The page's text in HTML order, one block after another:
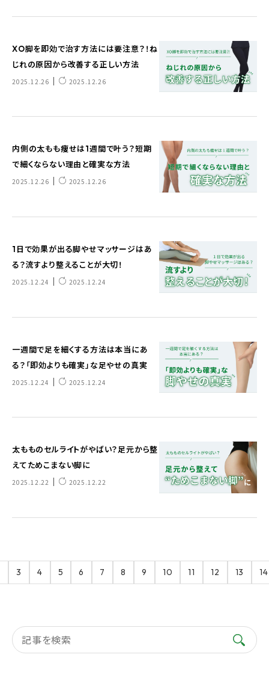
XO脚を即効で治す方法には要注意？！ね
じれの原因から改善する正しい方法
2025.12.26 2025.12.26
内側の太もも痩せは1週間で叶う？短期
で細くならない理由と確実な方法
2025.12.26 2025.12.26
1日で効果が出る脚やせマッサージはあ
る？流すより整えることが大切！
2025.12.24 2025.12.24
一週間で足を細くする方法は本当にあ
る？「即効よりも確実」な足やせの真実
2025.12.24 2025.12.24
太もものセルライトがやばい？足元から整
えてためこまない脚に
2025.12.22 2025.12.22
3 4 5 6 7 8 9 10 11 12 13 14